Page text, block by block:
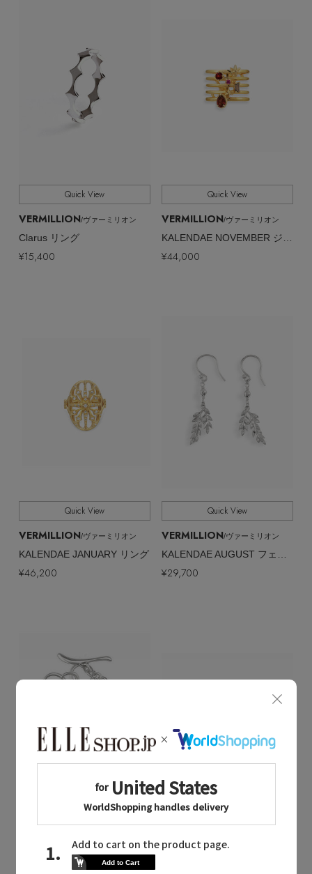
Quick View
VERMILLION/ヴァーミリオン
Clarus リング
¥15,400
Quick View
VERMILLION/ヴァーミリオン
¥44,000
Quick View
VERMILLION/ヴァーミリオン
KALENDAE JANUARY リング
¥46,200
Quick View
VERMILLION/ヴァーミリオン
¥29,700
Quick View
VERMILLION/ヴァーミリオン
Planet ブレスレット 水星
Quick View
VERMILLION